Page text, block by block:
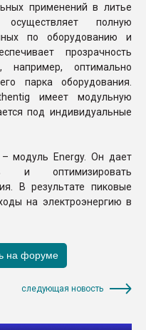
применений в литье
полную
по оборудованию и
прозрачность
например, оптимально
парка оборудования.
имеет модульную
под индивидуальные
модуль Energy. Он дает
и оптимизировать
В результате пиковые
на электроэнергию в
следующая новость